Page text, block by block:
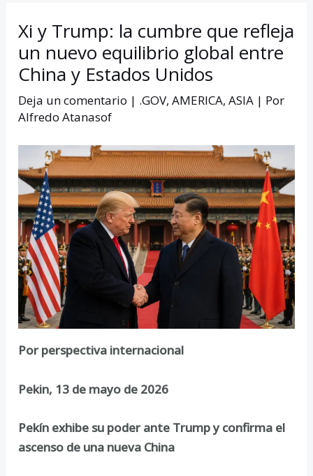
Xi y Trump: la cumbre que refleja
un nuevo equilibrio global entre
China y Estados Unidos
Deja un comentario | .GOV,AMERICA,ASIA | Por
Alfredo Atanasof
Por perspectiva internacional
Pekin, 13 de mayo de 2026
Pekín exhibe su poder ante Trump y confirma el
ascenso de una nueva China